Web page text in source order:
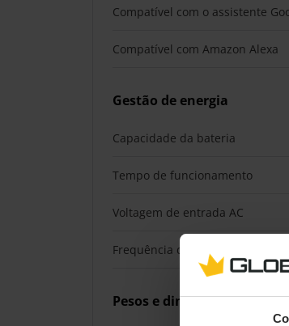
Compatível com o assistente
Compatível com Amazon Alexa
Gestão de energia
Capacidade da bateria
Tempo de funcionamento
Voltagem de entrada AC
Frequência de entrada AC
Pesos e dimensões